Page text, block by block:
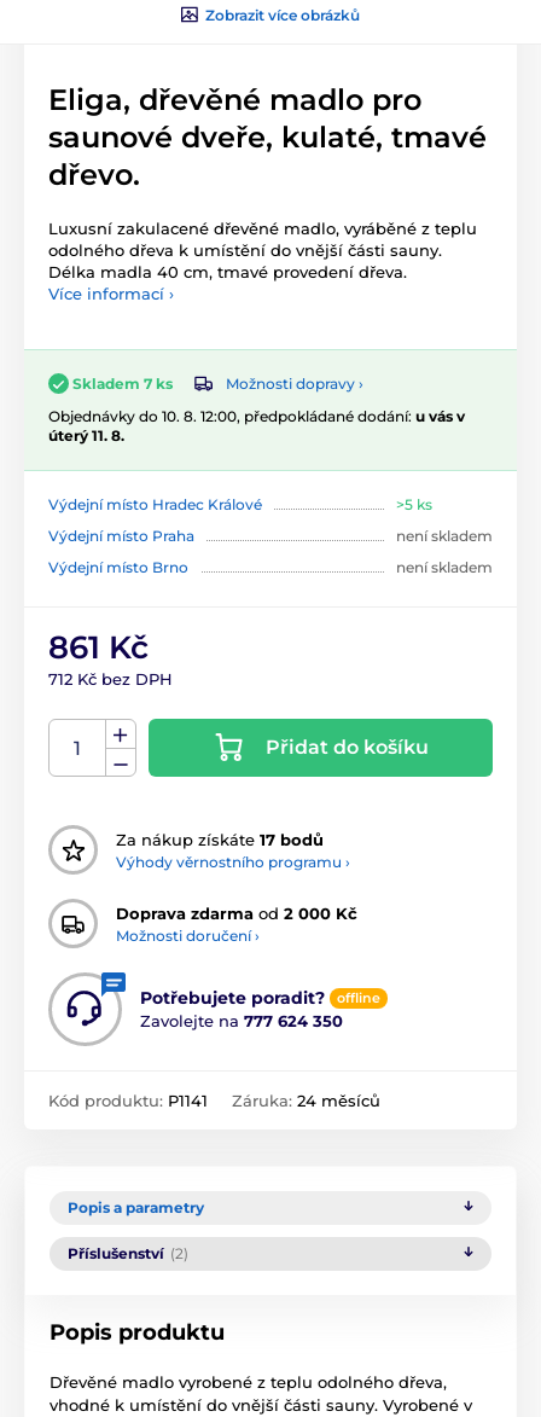
Zobrazit více obrázků
Eliga, dřevěné madlo pro
saunové dveře, kulaté, tmavé
dřevo.
Luxusní zakulacené dřevěné madlo, vyráběné z teplu
odolného dřeva k umístění do vnější části sauny.
Délka madla 40 cm, tmavé provedení dřeva.
Více informací ›
Skladem 7 ks
Možnosti dopravy ›
Objednávky do 10. 8. 12:00, předpokládané dodání: u vás v
úterý 11. 8.
Výdejní místo Hradec Králové
>5 ks
Výdejní místo Praha
není skladem
Výdejní místo Brno
není skladem
861 Kč
712 Kč bez DPH
Přidat do košíku
Za nákup získáte 17 bodů
Výhody věrnostního programu ›
Doprava zdarma od 2 000 Kč
Možnosti doručení ›
Potřebujete poradit? offline
Zavolejte na 777 624 350
Kód produktu: P1141 Záruka: 24 měsíců
Popis a parametry
Příslušenství (2)
Popis produktu
Dřevěné madlo vyrobené z teplu odolného dřeva,
vhodné k umístění do vnější části sauny. Vyrobené v